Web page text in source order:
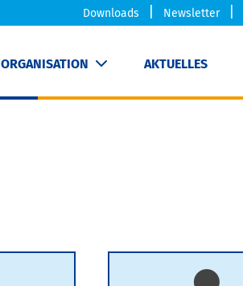
Downloads Newsletter
ORGANISATION AKTUELLES